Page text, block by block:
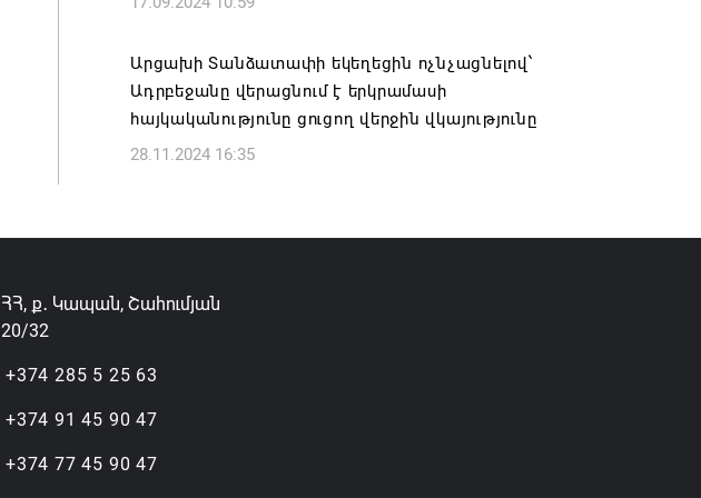
ռազմական դաշինք ստեղծելու մասին
համաձայնագիր են ստորագրել
07.08.2026 16:43
Արցախի Տանձատափի եկեղեցին ոչնչացնելով՝
Ադրբեջանը վերացնում է երկրամասի
հայկականությունը ցուցող վերջին վկայությունը
28.11.2024 16:35
ՀՀ, ք․ Կապան, Շահումյան
20/32
+374 285 5 25 63
+374 91 45 90 47
+374 77 45 90 47